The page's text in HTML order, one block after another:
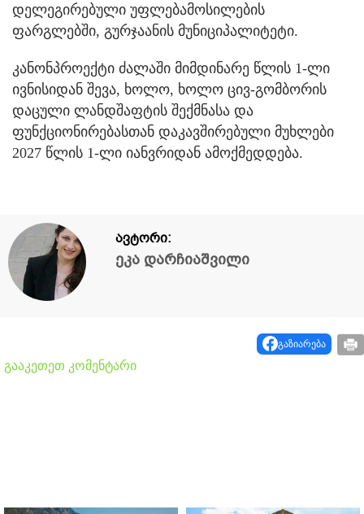
დელეგირებული უფლებამოსილების
ფარგლებში, გურჯაანის მუნიციპალიტეტი.
კანონპროექტი ძალაში მიმდინარე წლის 1-ლი
ივნისიდან შევა, ხოლო, ხოლო ცივ-გომბორის
დაცული ლანდშაფტის შექმნასა და
ფუნქციონირებასთან დაკავშირებული მუხლები
2027 წლის 1-ლი იანვრიდან ამოქმედდება.
ავტორი:
ეკა დარჩიაშვილი
გაზიარება
გააკეთეთ კომენტარი